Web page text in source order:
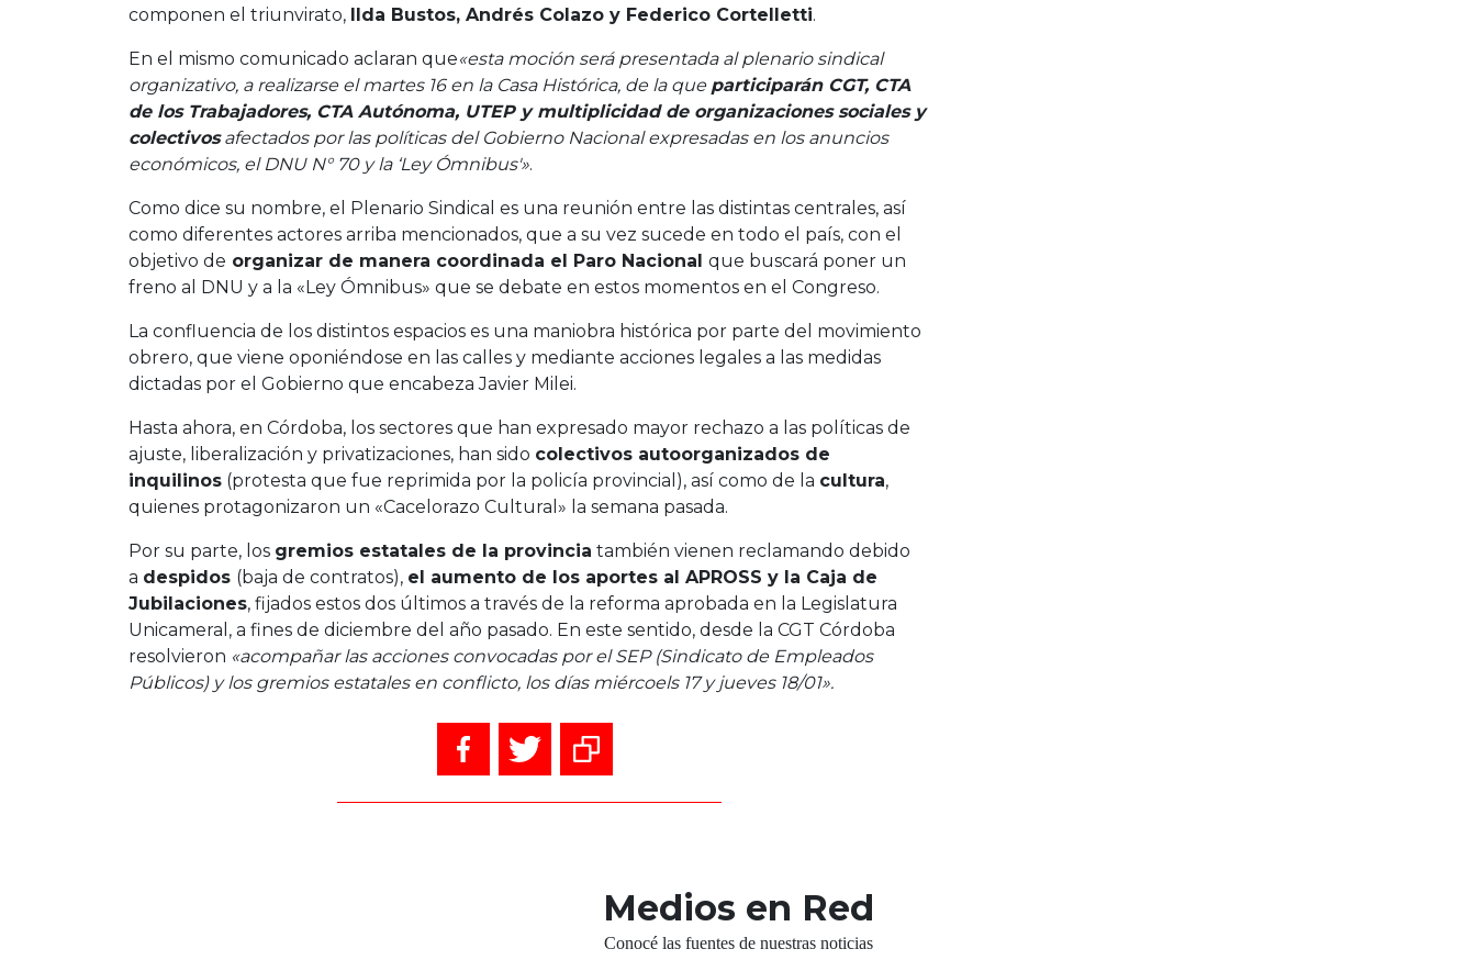
componen el triunvirato, Ilda Bustos, Andrés Colazo y Federico Cortelletti.
En el mismo comunicado aclaran que«esta moción será presentada al plenario sindical
organizativo, a realizarse el martes 16 en la Casa Histórica, de la que participarán CGT, CTA
de los Trabajadores, CTA Autónoma, UTEP y multiplicidad de organizaciones sociales y
colectivosafectados por las políticas del Gobierno Nacional expresadas en los anuncios
económicos, el DNU N° 70 y la ‘Ley Ómnibus'».
Como dice su nombre, el Plenario Sindical es una reunión entre las distintas centrales, así
como diferentes actores arriba mencionados, que a su vez sucede en todo el país, con el
objetivo de organizar de manera coordinada el Paro Nacional que buscará poner un
freno al DNU y a la «Ley Ómnibus» que se debate en estos momentos en el Congreso.
La confluencia de los distintos espacios es una maniobra histórica por parte del movimiento
obrero, que viene oponiéndose en las calles y mediante acciones legales a las medidas
dictadas por el Gobierno que encabeza Javier Milei.
Hasta ahora, en Córdoba, los sectores que han expresado mayor rechazo a las políticas de
ajuste, liberalización y privatizaciones, han sido colectivos autoorganizados de
inquilinos (protesta que fue reprimida por la policía provincial), así como de la cultura,
quienes protagonizaron un «Cacelorazo Cultural» la semana pasada.
Por su parte, los gremios estatales de la provincia también vienen reclamando debido
a despidos (baja de contratos), el aumento de los aportes al APROSS y la Caja de
Jubilaciones, fijados estos dos últimos a través de la reforma aprobada en la Legislatura
Unicameral, a fines de diciembre del año pasado. En este sentido, desde la CGT Córdoba
resolvieron «acompañar las acciones convocadas por el SEP (Sindicato de Empleados
Públicos) y los gremios estatales en conflicto, los días miércoels 17 y jueves 18/01».
Medios en Red
Conocé las fuentes de nuestras noticias